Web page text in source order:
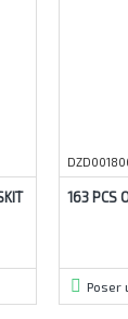
163 PCS
Poser